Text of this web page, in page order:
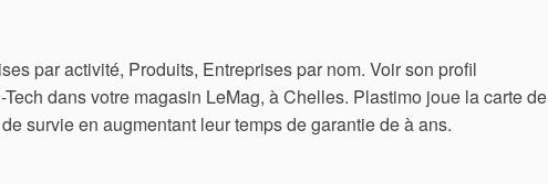
par activité, Produits, Entreprises par nom. Voir son profil
dans votre magasin LeMag, à Chelles. Plastimo joue la carte de
survie en augmentant leur temps de garantie de à ans.